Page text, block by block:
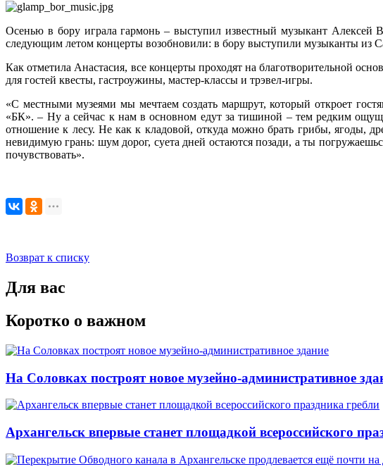
Осенью в бору играла гармонь – выступил известный музыкант
следующим летом концерты возобновили: в бору выступили музыканты из
Как отметила Анастасия, все концерты проходят на благотворительной
для гостей квесты, гастроужины, мастер-классы и трэвел-игры.
«С местными музеями мы мечтаем создать маршрут, который откроет
«БК». – Ну а сейчас к нам в основном едут за тишиной – тем редким
отношение к лесу. Не как к кладовой, откуда можно брать грибы, ягоды,
невидимую грань: шум дорог, суета дней остаются позади, а ты
почувствовать».
Возврат к списку
Для вас
Коротко о важном
На Соловках построят новое музейно-административное
Архангельск впервые станет площадкой всероссийского